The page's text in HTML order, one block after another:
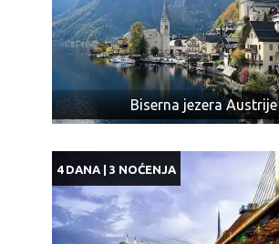
Biserna jezera Austrije
4 DANA | 3 NOĆENJA